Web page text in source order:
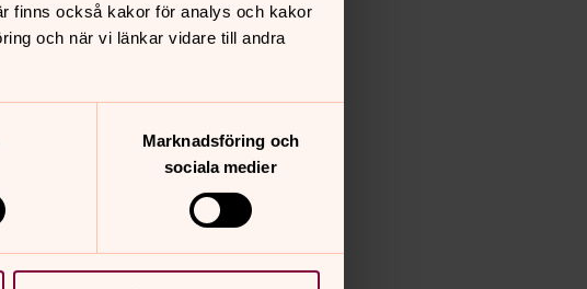
finns också kakor för analys och kakor
och när vi länkar vidare till andra
Marknadsföring och
sociala medier